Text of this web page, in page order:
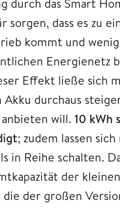
sorgen, dass es zu
kommt und
Energienetz
Effekt ließe sich
durchaus
will. 10 kWh
; zudem lassen
in Reihe schalten.
der
die der großen